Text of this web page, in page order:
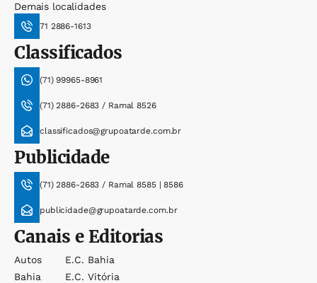
Demais localidades
71 2886-1613
Classificados
(71) 99965-8961
(71) 2886-2683 / Ramal 8526
classificados@grupoatarde.com.br
Publicidade
(71) 2886-2683 / Ramal 8585 | 8586
publicidade@grupoatarde.com.br
Canais e Editorias
Autos
Bahia
E.c. Bahia
E.c. Vitória